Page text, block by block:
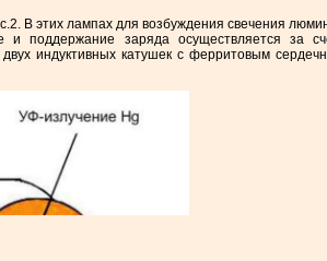
В этих лампах для возбуждения свечения
поддержание заряда осуществляется за
индуктивных катушек с ферритовым